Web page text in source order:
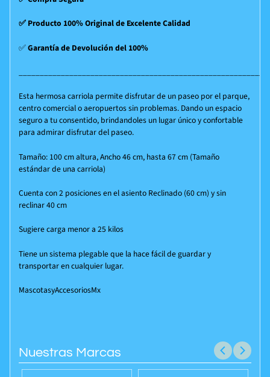
✅ Producto 100% Original de Excelente Calidad
✅Garantía de Devolución del 100%
Esta hermosa carriola permite disfrutar de un paseo por el parque,
centro comercial o aeropuertos sin problemas. Dando un espacio
seguro a tu consentido, brindandoles un lugar único y confortable
para admirar disfrutar del paseo.
Tamaño: 100 cm altura, Ancho 46 cm, hasta 67 cm (Tamaño
estándar de una carriola)
Cuenta con 2 posiciones en el asiento Reclinado (60 cm) y sin
reclinar 40 cm
Sugiere carga menor a 25 kilos
Tiene un sistema plegable que la hace fácil de guardar y
transportar en cualquier lugar.
MascotasyAccesoriosMx
Nuestras Marcas